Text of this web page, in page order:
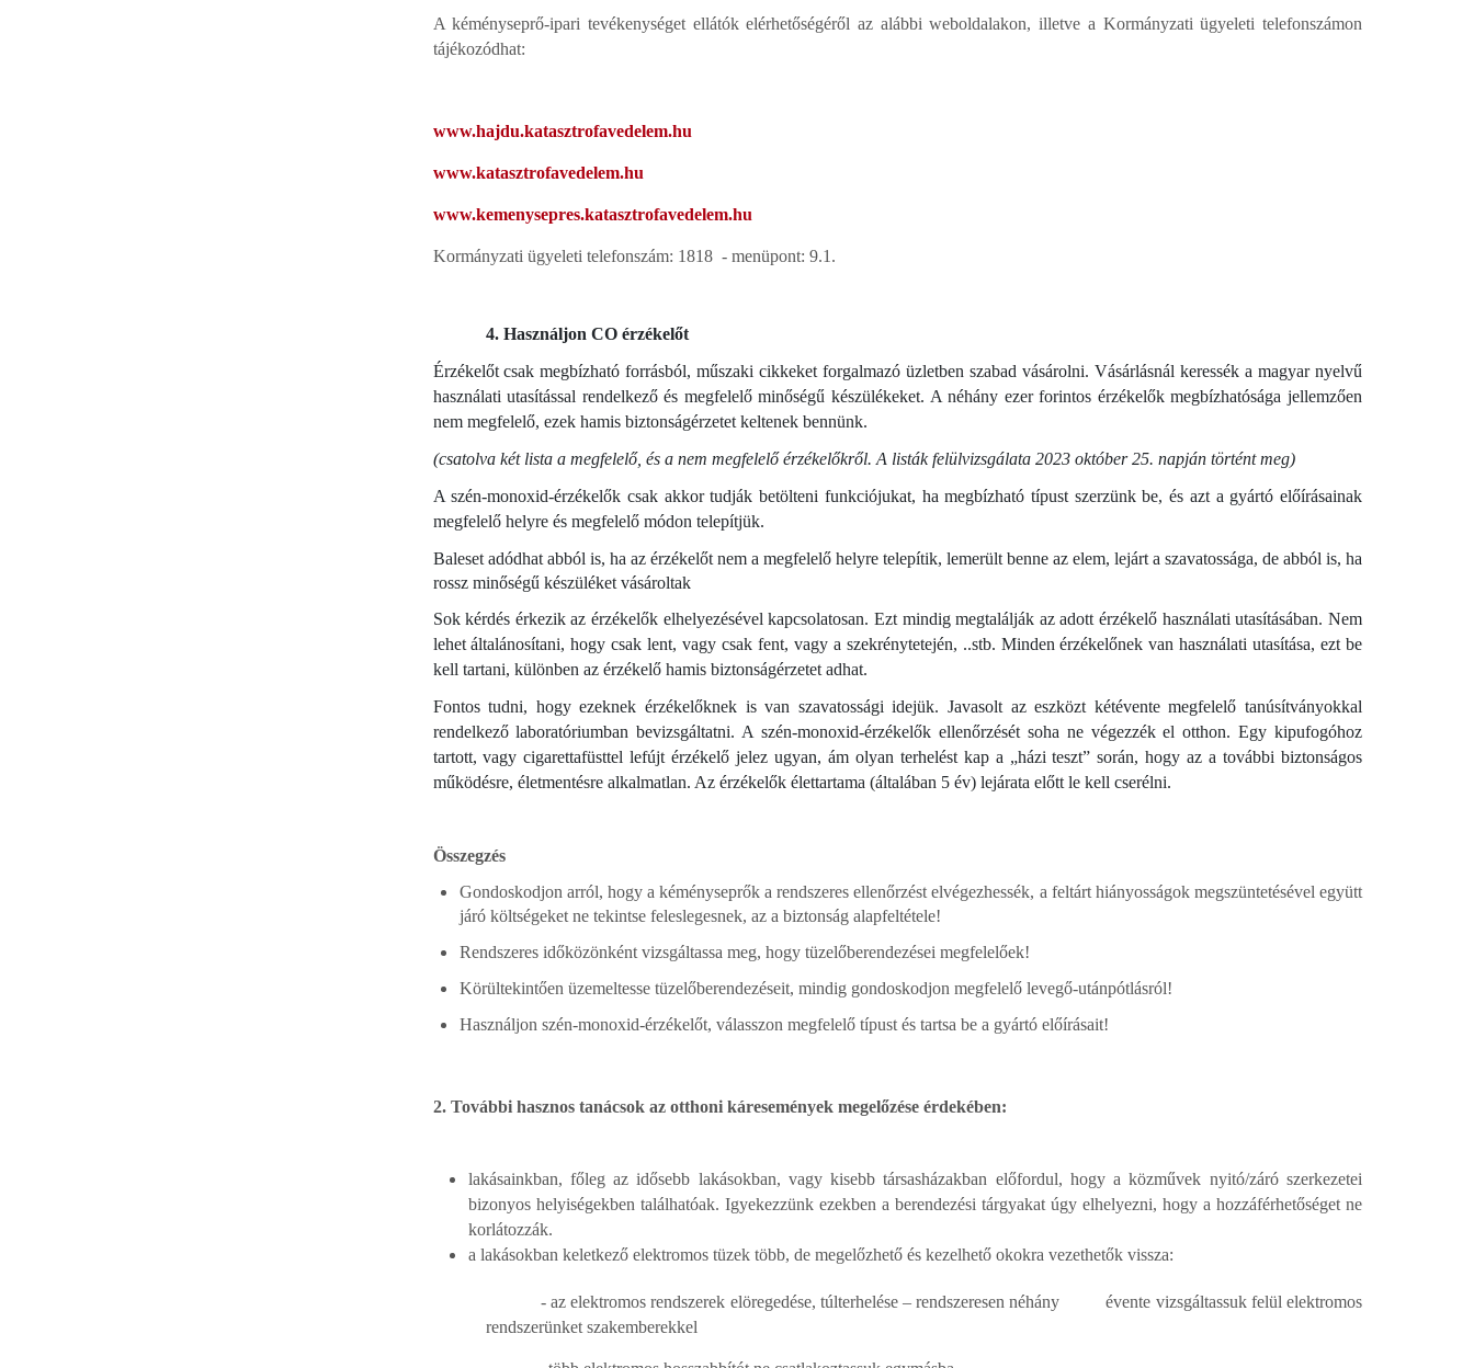
A kéményseprő-ipari tevékenységet ellátók elérhetőségéről az alábbi weboldalakon, illetve a Kormányzati ügyeleti telefonszámon
tájékozódhat:
www.hajdu.katasztrofavedelem.hu
www.katasztrofavedelem.hu
www.kemenysepres.katasztrofavedelem.hu
Kormányzati ügyeleti telefonszám: 1818 - menüpont: 9.1.
4. Használjon CO érzékelőt
Érzékelőt csak megbízható forrásból, műszaki cikkeket forgalmazó üzletben szabad vásárolni. Vásárlásnál keressék a magyar nyelvű
használati utasítással rendelkező és megfelelő minőségű készülékeket. A néhány ezer forintos érzékelők megbízhatósága jellemzően
nem megfelelő, ezek hamis biztonságérzetet keltenek bennünk.
(csatolva két lista a megfelelő, és a nem megfelelő érzékelőkről. A listák felülvizsgálata 2023 október 25. napján történt meg)
A szén-monoxid-érzékelők csak akkor tudják betölteni funkciójukat, ha megbízható típust szerzünk be, és azt a gyártó előírásainak
megfelelő helyre és megfelelő módon telepítjük.
Baleset adódhat abból is, ha az érzékelőt nem a megfelelő helyre telepítik, lemerült benne az elem, lejárt a szavatossága, de abból is, ha
rossz minőségű készüléket vásároltak
Sok kérdés érkezik az érzékelők elhelyezésével kapcsolatosan. Ezt mindig megtalálják az adott érzékelő használati utasításában. Nem
lehet általánosítani, hogy csak lent, vagy csak fent, vagy a szekrénytetején, ..stb. Minden érzékelőnek van használati utasítása, ezt be
kell tartani, különben az érzékelő hamis biztonságérzetet adhat.
Fontos tudni, hogy ezeknek érzékelőknek is van szavatossági idejük. Javasolt az eszközt kétévente megfelelő tanúsítványokkal
rendelkező laboratóriumban bevizsgáltatni. A szén-monoxid-érzékelők ellenőrzését soha ne végezzék el otthon. Egy kipufogóhoz
tartott, vagy cigarettafüsttel lefújt érzékelő jelez ugyan, ám olyan terhelést kap a „házi teszt” során, hogy az a további biztonságos
működésre, életmentésre alkalmatlan. Az érzékelők élettartama (általában 5 év) lejárata előtt le kell cserélni.
Összegzés
Gondoskodjon arról, hogy a kéményseprők a rendszeres ellenőrzést elvégezhessék, a feltárt hiányosságok megszüntetésével együtt
járó költségeket ne tekintse feleslegesnek, az a biztonság alapfeltétele!
Rendszeres időközönként vizsgáltassa meg, hogy tüzelőberendezései megfelelőek!
Körültekintően üzemeltesse tüzelőberendezéseit, mindig gondoskodjon megfelelő levegő-utánpótlásról!
Használjon szén-monoxid-érzékelőt, válasszon megfelelő típust és tartsa be a gyártó előírásait!
2. További hasznos tanácsok az otthoni káresemények megelőzése érdekében:
lakásainkban, főleg az idősebb lakásokban, vagy kisebb társasházakban előfordul, hogy a közművek nyitó/záró szerkezetei
bizonyos helyiségekben találhatóak. Igyekezzünk ezekben a berendezési tárgyakat úgy elhelyezni, hogy a hozzáférhetőséget ne
korlátozzák.
a lakásokban keletkező elektromos tüzek több, de megelőzhető és kezelhető okokra vezethetők vissza:
- az elektromos rendszerek elöregedése, túlterhelése – rendszeresen néhány évente vizsgáltassuk felül elektromos
rendszerünket szakemberekkel